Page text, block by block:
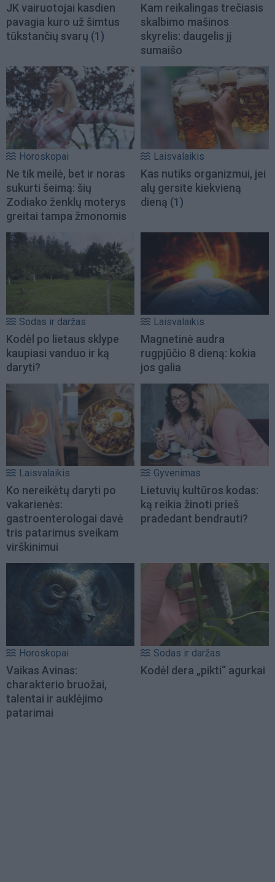
JK vairuotojai kasdien
pavagia kuro už šimtus
tūkstančių svarų (1)
Kam reikalingas trečiasis
skalbimo mašinos
skyrelis: daugelis jį
sumaišo
Horoskopai
Ne tik meilė, bet ir noras
sukurti šeimą: šių
Zodiako ženklų moterys
greitai tampa žmonomis
Laisvalaikis
Kas nutiks organizmui, jei
alų gersite kiekvieną
dieną (1)
Sodas ir daržas
Kodėl po lietaus sklype
kaupiasi vanduo ir ką
daryti?
Laisvalaikis
Magnetinė audra
rugpjūčio 8 dieną: kokia
jos galia
Laisvalaikis
Ko nereikėtų daryti po
vakarienės:
gastroenterologai davė
tris patarimus sveikam
virškinimui
Gyvenimas
Lietuvių kultūros kodas:
ką reikia žinoti prieš
pradedant bendrauti?
Horoskopai
Vaikas Avinas:
charakterio bruožai,
talentai ir auklėjimo
patarimai
Sodas ir daržas
Kodėl dera „pikti“ agurkai